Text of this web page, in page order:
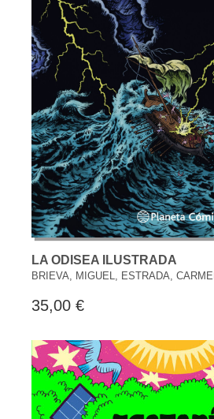
LA ODISEA ILUSTRADA
BRIEVA, MIGUEL, ESTRADA,
35,00 €